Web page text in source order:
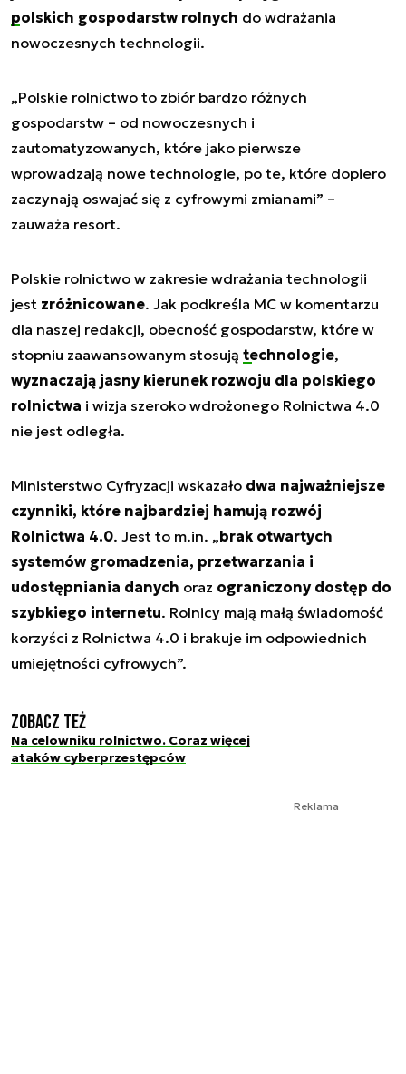
polskich gospodarstw rolnych do wdrażania
nowoczesnych technologii.
„Polskie rolnictwo to zbiór bardzo różnych
gospodarstw – od nowoczesnych i
zautomatyzowanych, które jako pierwsze
wprowadzają nowe technologie, po te, które dopiero
zaczynają oswajać się z cyfrowymi zmianami” –
zauważa resort.
Polskie rolnictwo w zakresie wdrażania technologii
jest zróżnicowane. Jak podkreśla MC w komentarzu
dla naszej redakcji, obecność gospodarstw, które w
stopniu zaawansowanym stosują technologie,
wyznaczają jasny kierunek rozwoju dla polskiego
rolnictwa i wizja szeroko wdrożonego Rolnictwa 4.0
nie jest odległa.
Ministerstwo Cyfryzacji wskazało dwa najważniejsze
czynniki, które najbardziej hamują rozwój
Rolnictwa 4.0. Jest to m.in. „brak otwartych
systemów gromadzenia, przetwarzania i
udostępniania danych oraz ograniczony dostęp do
szybkiego internetu. Rolnicy mają małą świadomość
korzyści z Rolnictwa 4.0 i brakuje im odpowiednich
umiejętności cyfrowych”.
Zobacz też
Na celowniku rolnictwo. Coraz więcej
ataków cyberprzestępców
Reklama